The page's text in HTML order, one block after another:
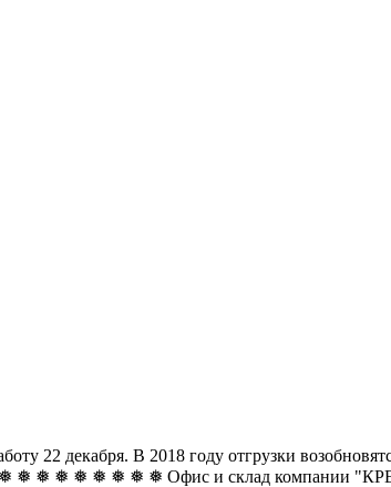
декабря. В 2018 году отгрузки
❅ ❅ ❅ ❅ ❅ ❅ ❅ ❅ ❅ Офис и склад компании